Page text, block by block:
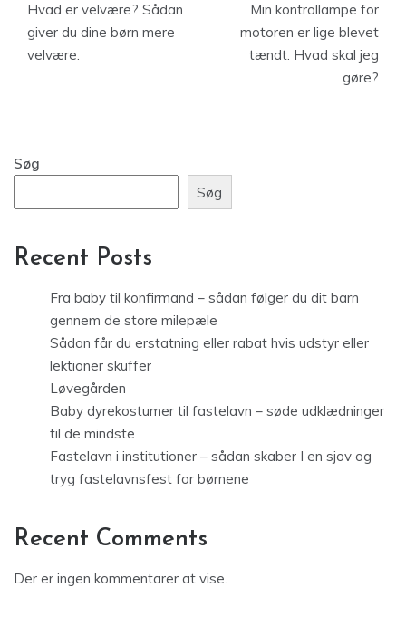
Hvad er velvære? Sådan
giver du dine børn mere
velvære.
Min kontrollampe for
motoren er lige blevet
tændt. Hvad skal jeg
gøre?
Søg
Søg
Recent Posts
Fra baby til konfirmand – sådan følger du dit barn
gennem de store milepæle
Sådan får du erstatning eller rabat hvis udstyr eller
lektioner skuffer
Løvegården
Baby dyrekostumer til fastelavn – søde udklædninger
til de mindste
Fastelavn i institutioner – sådan skaber I en sjov og
tryg fastelavnsfest for børnene
Recent Comments
Der er ingen kommentarer at vise.